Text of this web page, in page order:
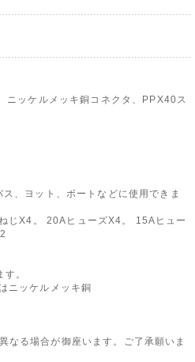
ニッケルメッキ銅コネクタ、PPX40ス
、ヨット、ボートなどに使用できま
じX4。 20AヒューズX4。 15Aヒュー
。
ニッケルメッキ銅
なる場合が御座います。ご了承願いま